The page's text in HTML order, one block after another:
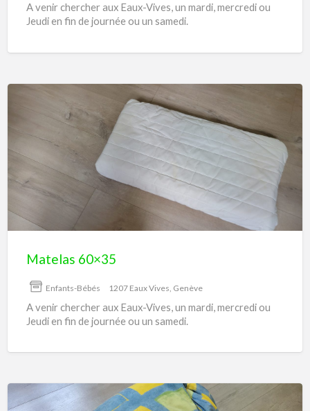
A venir chercher aux Eaux-Vives, un mardi, mercredi ou
Jeudi en fin de journée ou un samedi.
60×35
Matelas 60×35
Enfants-Bébés 1207 Eaux Vives, Genève
A venir chercher aux Eaux-Vives, un mardi, mercredi ou
Jeudi en fin de journée ou un samedi.